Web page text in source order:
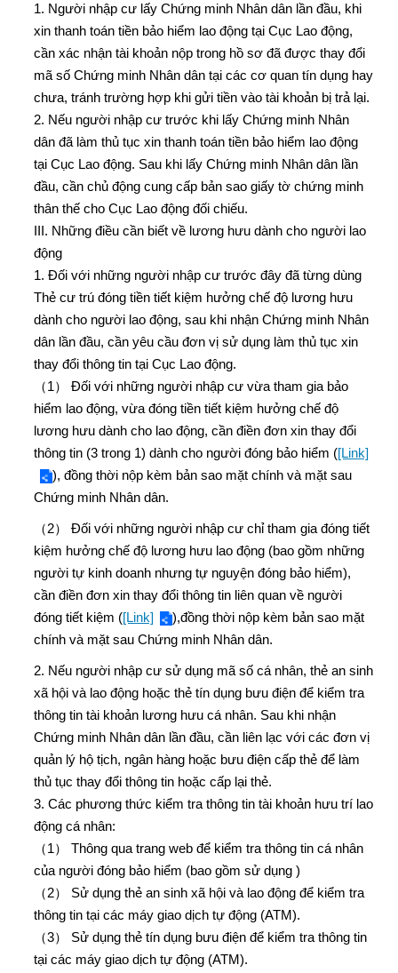
1. Người nhập cư lấy Chứng minh Nhân dân lần đầu, khi
xin thanh toán tiền bảo hiểm lao động tại Cục Lao động,
cần xác nhận tài khoản nộp trong hồ sơ đã được thay đổi
mã số Chứng minh Nhân dân tại các cơ quan tín dụng hay
chưa, tránh trường hợp khi gửi tiền vào tài khoản bị trả lại.
2. Nếu người nhập cư trước khi lấy Chứng minh Nhân
dân đã làm thủ tục xin thanh toán tiền bảo hiểm lao động
tại Cục Lao động. Sau khi lấy Chứng minh Nhân dân lần
đầu, cần chủ động cung cấp bản sao giấy tờ chứng minh
thân thế cho Cục Lao động đối chiếu.
III. Những điều cần biết về lương hưu dành cho người lao
động
1. Đối với những người nhập cư trước đây đã từng dùng
Thẻ cư trú đóng tiền tiết kiệm hưởng chế độ lương hưu
dành cho người lao động, sau khi nhận Chứng minh Nhân
dân lần đầu, cần yêu cầu đơn vị sử dụng làm thủ tục xin
thay đổi thông tin tại Cục Lao động.
（1） Đối với những người nhập cư vừa tham gia bảo
hiểm lao động, vừa đóng tiền tiết kiệm hưởng chế độ
lương hưu dành cho lao động, cần điền đơn xin thay đổi
thông tin (3 trong 1) dành cho người đóng bảo hiểm ([Link]
), đồng thời nộp kèm bản sao mặt chính và mặt sau
Chứng minh Nhân dân.
（2） Đối với những người nhập cư chỉ tham gia đóng tiết
kiệm hưởng chế độ lương hưu lao động (bao gồm những
người tự kinh doanh nhưng tự nguyện đóng bảo hiểm),
cần điền đơn xin thay đổi thông tin liên quan về người
đóng tiết kiệm ([Link]
),đồng thời nộp kèm bản sao mặt
chính và mặt sau Chứng minh Nhân dân.
2. Nếu người nhập cư sử dụng mã số cá nhân, thẻ an sinh
xã hội và lao động hoặc thẻ tín dụng bưu điện để kiểm tra
thông tin tài khoản lương hưu cá nhân. Sau khi nhận
Chứng minh Nhân dân lần đầu, cần liên lạc với các đơn vị
quản lý hộ tịch, ngân hàng hoặc bưu điện cấp thẻ để làm
thủ tục thay đổi thông tin hoặc cấp lại thẻ.
3. Các phương thức kiểm tra thông tin tài khoản hưu trí lao
động cá nhân:
（1） Thông qua trang web để kiểm tra thông tin cá nhân
của người đóng bảo hiểm (bao gồm sử dụng )
（2） Sử dụng thẻ an sinh xã hội và lao động để kiểm tra
thông tin tại các máy giao dịch tự động (ATM).
（3） Sử dụng thẻ tín dụng bưu điện để kiểm tra thông tin
tại các máy giao dịch tự động (ATM).